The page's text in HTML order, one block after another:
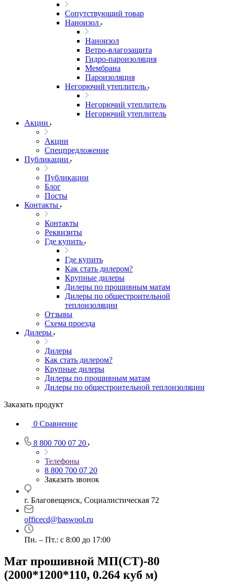
Сопутствующий товар
Наноизол
Наноизол
Ветро-влагозащита
Гидро-пароизоляция
Мембрана
Пароизоляция
Негорючий утеплитель
Негорючий утеплитель
Негорючий утеплитель
Акции
Акции
Спецпредложение
Публикации
Публикации
Блог
Посты
Контакты
Контакты
Реквизиты
Где купить
Где купить
Как стать дилером?
Крупные дилеры
Дилеры по прошивным матам
Дилеры по общестроительной
теплоизоляции
Отзывы
Схема проезда
Дилеры
Дилеры
Как стать дилером?
Крупные дилеры
Дилеры по прошивным матам
Дилеры по общестроительной теплоизоляции
Заказать продукт
0 Сравнение
8 800 700 07 20
Телефоны
8 800 700 07 20
Заказать звонок
г. Благовещенск, Социалистическая 72
officecd@baswool.ru
Пн. – Пт.: с 8:00 до 17:00
Мат прошивной МП(СТ)-80
(2000*1200*110, 0.264 куб м)